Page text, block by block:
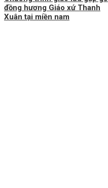
đồng hương Giáo xứ Thanh
Xuân tại miền nam